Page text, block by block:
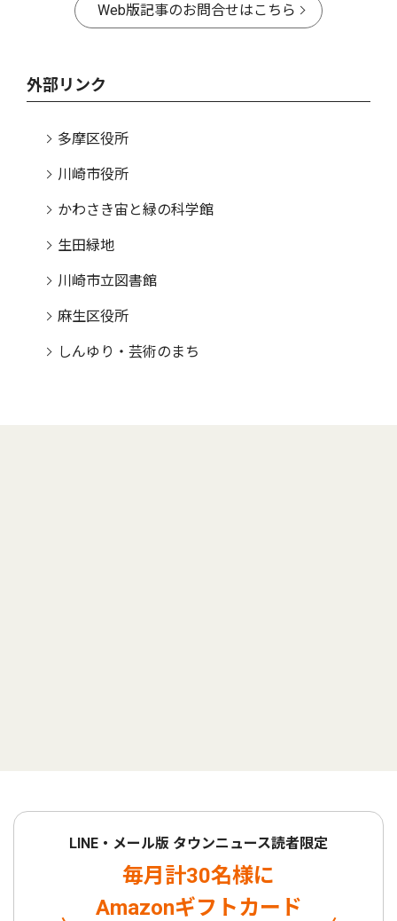
Web版記事のお問合せはこちら
外部リンク
多摩区役所
川崎市役所
かわさき宙と緑の科学館
生田緑地
川崎市立図書館
麻生区役所
しんゆり・芸術のまち
LINE・メール版 タウンニュース読者限定
毎月計30名様に
Amazonギフトカード